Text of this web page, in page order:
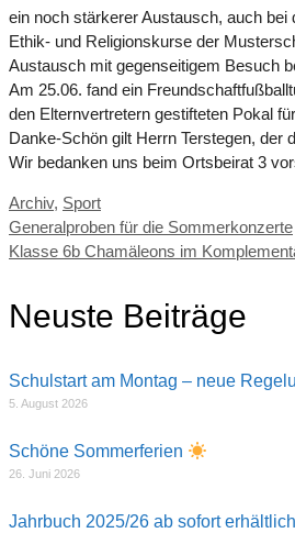
ein noch stärkerer Austausch, auch
Ethik- und Religionskurse der
Austausch mit gegenseitigem Besuch
Am 25.06. fand ein
den Elternvertretern gestifteten Pokal
Danke-Schön gilt Herrn Terstegen, der
Wir bedanken uns beim Ortsbeirat 3
Kategorien
Archiv, Sport
Generalproben für die Sommerkonzerte
Klasse 6b Chamäleons im
Neuste Beiträge
Schulstart am Montag – neue
5. August 2026
Schöne Sommerferien
26. Juni 2026
Jahrbuch 2025/26 ab sofort